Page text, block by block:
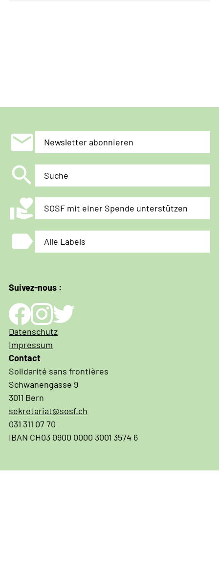
mail Newsletter abonnieren
search Suche
volunteer_activism SOSF mit einer Spende unterstützen
label Alle Labels
Suivez-nous :
Impressum
und
Datenschutz
Datenschutz
Impressum
Contact
Solidarité sans frontières
Schwanengasse 9
3011 Bern
sekretariat@sosf.ch
031 311 07 70
IBAN CH03 0900 0000 3001 3574 6